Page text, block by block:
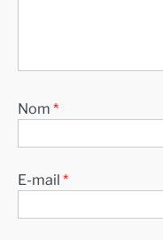
Nom *
E-mail *